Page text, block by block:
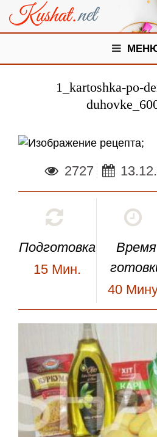
1_kartoshka-po-
;
2727
Подготовка
15 Мин.
Время
40